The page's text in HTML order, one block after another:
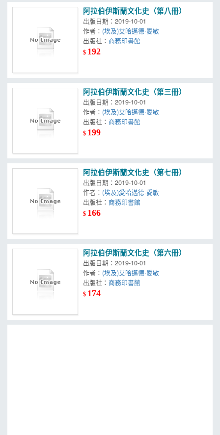
阿拉伯伊斯蘭文化史（第八冊）
出版日期：2019-10-01
作者： (埃及)艾哈邁德·愛敏
出版社：商務印書館
$ 192
阿拉伯伊斯蘭文化史（第三冊）
出版日期：2019-10-01
作者： (埃及)艾哈邁德·愛敏
出版社：商務印書館
$ 199
阿拉伯伊斯蘭文化史（第七冊）
出版日期：2019-10-01
作者： (埃及)愛哈邁德·愛敏
出版社：商務印書館
$ 166
阿拉伯伊斯蘭文化史（第六冊）
出版日期：2019-10-01
作者： (埃及)艾哈邁德·愛敏
出版社：商務印書館
$ 174